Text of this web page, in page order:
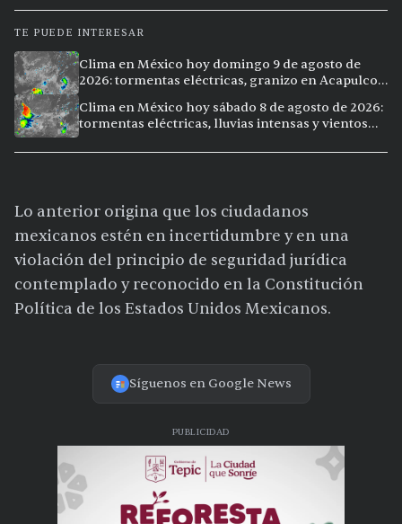
TE PUEDE INTERESAR
Clima en México hoy domingo 9 de agosto de
2026: tormentas eléctricas, granizo en Acapulco y
Clima en México hoy sábado 8 de agosto de 2026:
tormentas eléctricas, lluvias intensas y vientos
Lo anterior origina que los ciudadanos
mexicanos estén en incertidumbre y en una
violación del principio de seguridad jurídica
contemplado y reconocido en la Constitución
Política de los Estados Unidos Mexicanos.
Síguenos en Google News
PUBLICIDAD